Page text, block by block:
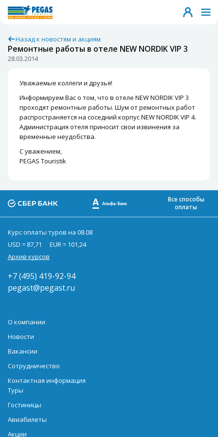
Назад к новостям и акциям
Ремонтные работы в отеле NEW NORDIK VIP 3
28.03.2014
Уважаемые коллеги и друзья!
Информируем Вас о том, что в отеле NEW NORDIK VIP 3
проходят ремонтные работы. Шум от ремонтных работ
распространяется на соседний корпус NEW NORDIK VIP 4.
Администрация отеля приносит свои извинения за
временные неудобства.
С уважением,
PEGAS Touristik
Все способы
оплаты
Курс оплаты туров на 08.08
USD = 87,71
EUR = 101,24
Архив курсов
+7 (495) 419-92-94
pegast@pegast.ru
О компании
Новости
Вакансии
Сотрудничество
Контактная информация
Туры
Гостиницы
Авиабилеты
Акции